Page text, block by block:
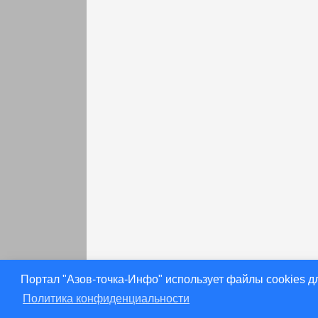
Портал "Азов-точка-Инфо" использует файлы cookies
Политика конфиденциальности
раньше